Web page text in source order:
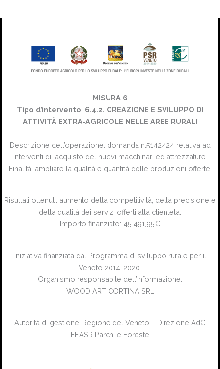
MISURA 6
Tipo d’intervento: 6.4.2. CREAZIONE E SVILUPPO DI
ATTIVITÀ EXTRA-AGRICOLE NELLE AREE RURALI
Descrizione dell’operazione: domanda n.5142424 relativa ad
interventi di acquisto del nuovi macchinari ed attrezzature.
Finalità: ampliare la qualità e quantità delle produzioni offerte.
Risultati ottenuti: aumento della competitività, della precisione e
della qualità dei servizi offerti alla clientela.
Importo finanziato: 45.491,95€
Iniziativa finanziata dal Programma di sviluppo rurale per il
Veneto 2014-2020.
Organismo responsabile dell’informazione:
WOOD ART CORTINA SRL
Autorità di gestione: Regione del Veneto – Direzione AdG
FEASR Parchi e Foreste